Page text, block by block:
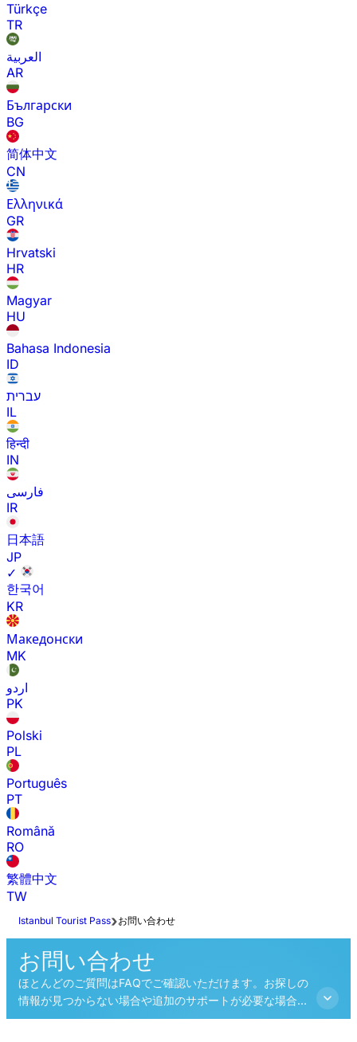
Türkçe
TR
العربية
AR
Български
BG
简体中文
CN
Ελληνικά
GR
Hrvatski
HR
Magyar
HU
Bahasa Indonesia
ID
עברית
IL
हिन्दी
IN
فارسی
IR
日本語
JP
✓
한국어
KR
Македонски
MK
اردو
PK
Polski
PL
Português
PT
Română
RO
繁體中文
TW
Istanbul Tourist Pass お問い合わせ
お問い合わせ
ほとんどのご質問はFAQでご確認いただけます。お探しの
情報が見つからない場合や追加のサポートが必要な場合
は、カスタマーサービスまでお気軽にお問い合わせくださ